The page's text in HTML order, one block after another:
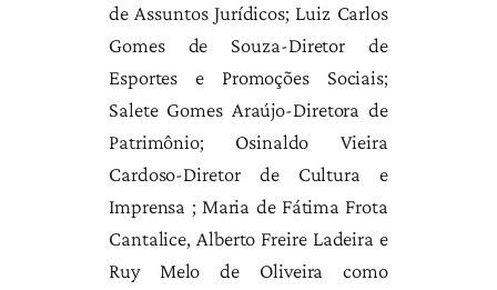
de Assuntos Jurídicos; Luiz Carlos
Gomes de Souza-Diretor de
Esportes e Promoções Sociais;
Salete Gomes Araújo-Diretora de
Patrimônio; Osinaldo Vieira
Cardoso-Diretor de Cultura e
Imprensa ; Maria de Fátima Frota
Cantalice, Alberto Freire Ladeira e
Ruy Melo de Oliveira como